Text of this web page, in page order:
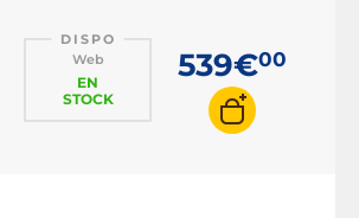
DISPO
Web
EN
STOCK
539€00